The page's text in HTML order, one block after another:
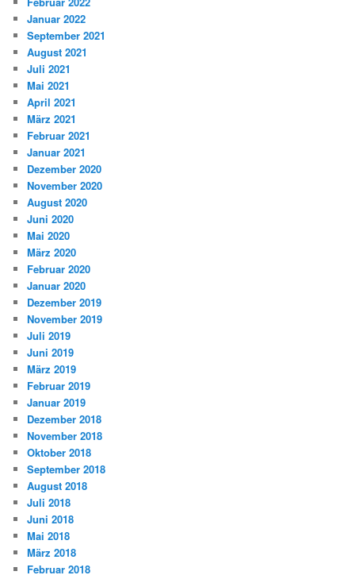
Januar 2022
September 2021
August 2021
Juli 2021
Mai 2021
April 2021
März 2021
Februar 2021
Januar 2021
Dezember 2020
November 2020
August 2020
Juni 2020
Mai 2020
März 2020
Februar 2020
Januar 2020
Dezember 2019
November 2019
Juli 2019
Juni 2019
März 2019
Februar 2019
Januar 2019
Dezember 2018
November 2018
Oktober 2018
September 2018
August 2018
Juli 2018
Juni 2018
Mai 2018
März 2018
Februar 2018